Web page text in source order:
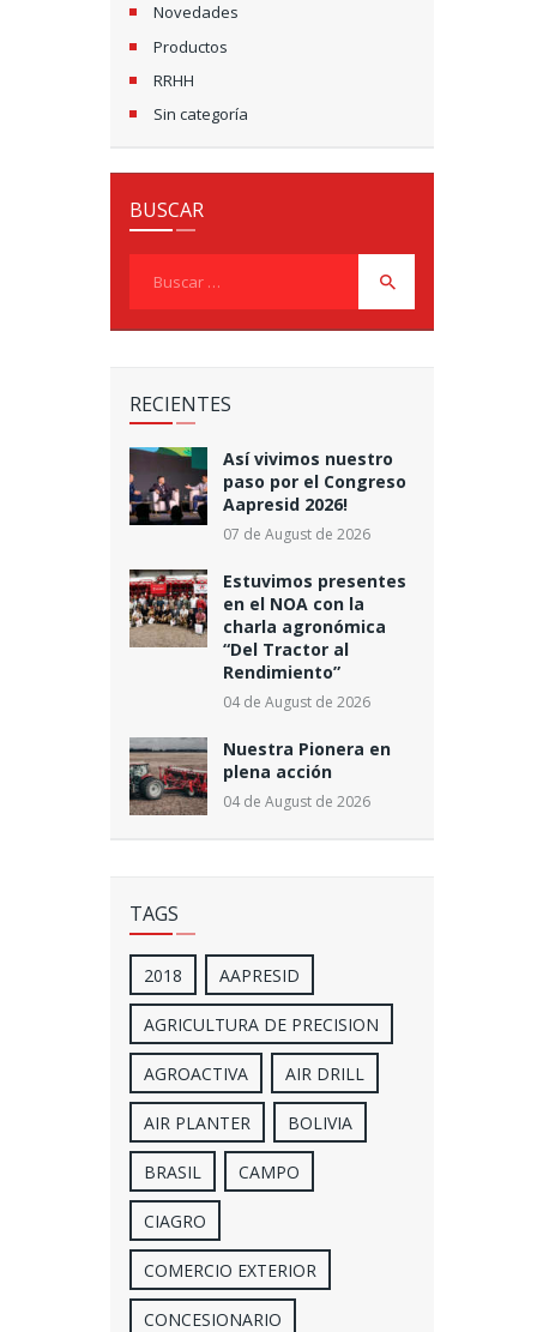
Novedades
Productos
RRHH
Sin categoría
BUSCAR
RECIENTES
Así vivimos nuestro
paso por el Congreso
Aapresid 2026!
07 de August de 2026
Estuvimos presentes
en el NOA con la
charla agronómica
“Del Tractor al
Rendimiento”
04 de August de 2026
Nuestra Pionera en
plena acción
04 de August de 2026
TAGS
2018 AAPRESID
AGRICULTURA DE PRECISION
AGROACTIVA AIR DRILL
AIR PLANTER BOLIVIA
BRASIL CAMPO
CIAGRO
COMERCIO EXTERIOR
CONCESIONARIO